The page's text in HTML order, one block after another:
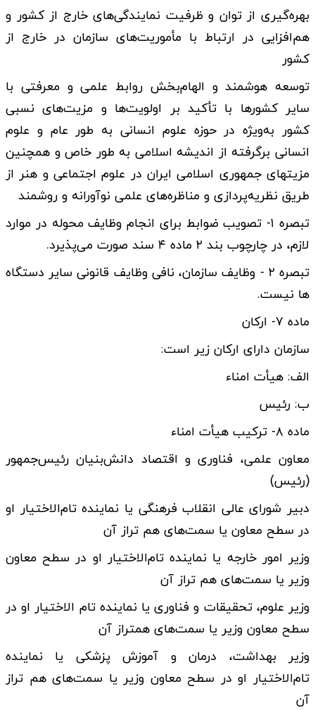
بهره‌گیری از توان و ظرفیت نمایندگی‌های خارج از کشور و
هم‌افزایی در ارتباط با مأموریت‌های سازمان در خارج از
کشور
توسعه هوشمند و الهام‌بخش روابط علمی و معرفتی با
سایر کشورها با تأکید بر اولویت‌­ها و مزیت‌های نسبی
کشور به‌ویژه در حوزه علوم انسانی به طور عام و علوم
انسانی برگرفته از اندیشه اسلامی به طور خاص و همچنین
مزیت­های جمهوری اسلامی ایران در علوم اجتماعی و هنر از
طریق نظریه‌پردازی و مناظره­‌های علمی نوآورانه و روش­مند
تبصره ۱- تصویب ضوابط برای انجام وظایف محوله در موارد
لازم، در چارچوب بند ۲ ماده ۴ سند صورت می‌پذیرد.
تبصره ۲ - وظایف سازمان، نافی وظایف قانونی سایر دستگاه
ها نیست.
ماده ۷- ارکان
سازمان دارای ارکان زیر است:
الف: هیأت امناء
ب: رئیس
ماده ۸- ترکیب هیأت امناء
معاون علمی، فناوری و اقتصاد دانش‌بنیان رئیس‌جمهور
(رئیس)
دبیر شورای عالی انقلاب فرهنگی یا نماینده تام‌الاختیار او
در سطح معاون یا سمت‌های هم تراز آن
وزیر امور خارجه یا نماینده تام‌الاختیار او در سطح معاون
وزیر یا سمت‌های هم تراز آن
وزیر علوم، تحقیقات و فناوری یا نماینده تام الاختیار او در
سطح معاون وزیر یا سمت‌های همتراز آن
وزیر بهداشت، درمان و آموزش پزشکی یا نماینده
تام‌الاختیار او در سطح معاون وزیر یا سمت‌های هم تراز
آن